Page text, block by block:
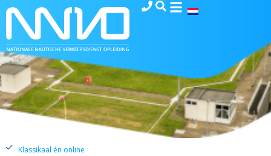
Klassikaal én online